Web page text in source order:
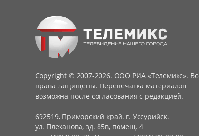
Copyright © 2007-2026. ООО РИА «Телемикс».
права защищены. Перепечатка материалов
возможна после согласования с редакцией.
692519, Приморский край, г. Уссурийск,
ул. Плеханова, зд. 85в, помещ. 4